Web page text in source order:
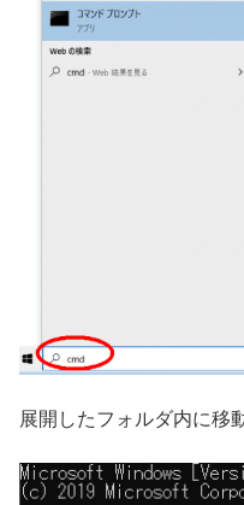
展開したフォルダ内に移